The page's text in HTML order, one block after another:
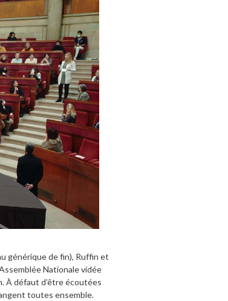
générique de fin), Ruffin et
Nationale vidée
À défaut d’être écoutées
toutes ensemble.